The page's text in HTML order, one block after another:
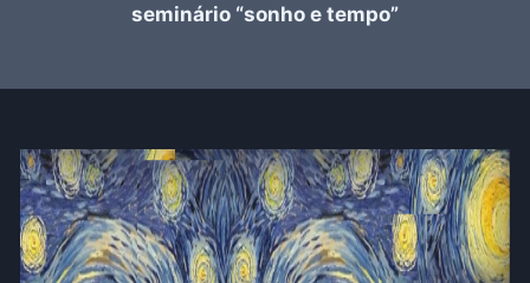
seminário “sonho e tempo”